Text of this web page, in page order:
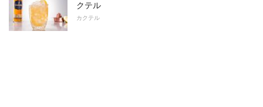
クテル
カクテル